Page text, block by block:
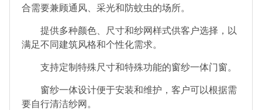
合需要兼顾通风、采光和防蚊虫的场所。
提供多种颜色、尺寸和纱网样式供客户选择，以
满足不同建筑风格和个性化需求。
支持定制特殊尺寸和特殊功能的窗纱一体门窗。
窗纱一体设计便于安装和维护，客户可以根据需
要自行清洁纱网。